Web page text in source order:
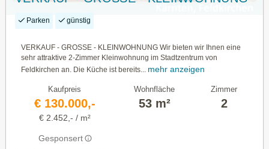
Parken günstig
VERKAUF - GROSSE - KLEINWOHNUNG Wir bieten wir Ihnen eine
sehr attraktive 2-Zimmer Kleinwohnung im Stadtzentrum von
Feldkirchen an. Die Küche ist bereits... mehr anzeigen
Kaufpreis
€ 130.000,-
€ 2.452,- / m²
Gesponsert
Wohnfläche
53 m²
Zimmer
2